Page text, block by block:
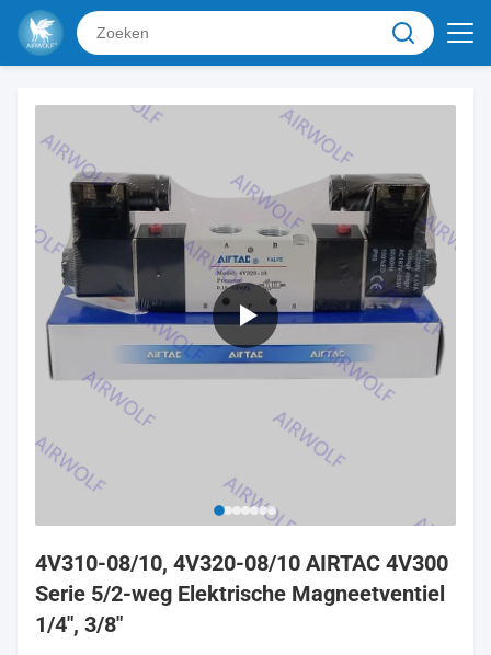
4V310-08/10, 4V320-08/10 AIRTAC 4V300
Serie 5/2-weg Elektrische Magneetventiel
1/4", 3/8"